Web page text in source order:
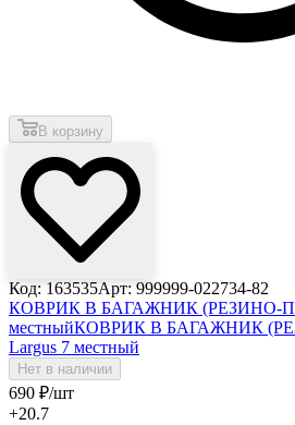
В корзину
Код: 163535Арт: 999999-022734-82
КОВРИК В БАГАЖНИК (РЕЗИНО-
местныйКОВРИК В БАГАЖНИК
Largus 7 местный
Нет в наличии
690 ₽/шт
+20.7